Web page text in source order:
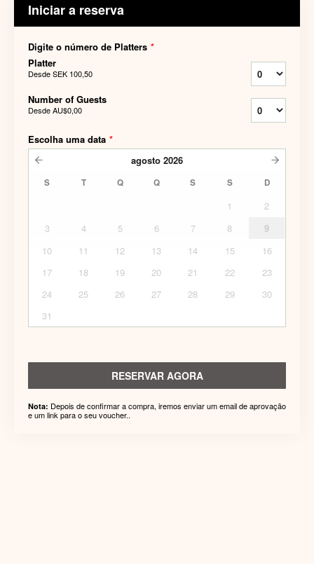
Iniciar a reserva
Digite o número de Platters *
Platter
DesdeSEK 100,50
Number of Guests
DesdeAU$0,00
Escolha uma data *
agosto 2026
S T Q Q S S D
1
2
3
4 5 6 7 8
9
10
11 12 13 14 15
16
17
18 19 20 21 22
23
24
25 26 27 28 29
30
31
RESERVAR AGORA
Nota: Depois de confirmar a compra, iremos enviar um email de aprovação
e um link para o seu voucher..